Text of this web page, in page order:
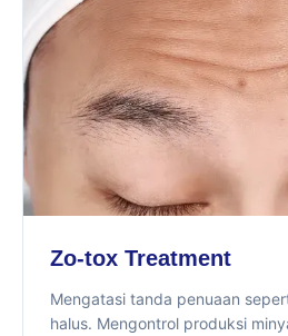
Zo-tox Treatment
Mengatasi tanda penuaan
halus. Mengontrol produksi